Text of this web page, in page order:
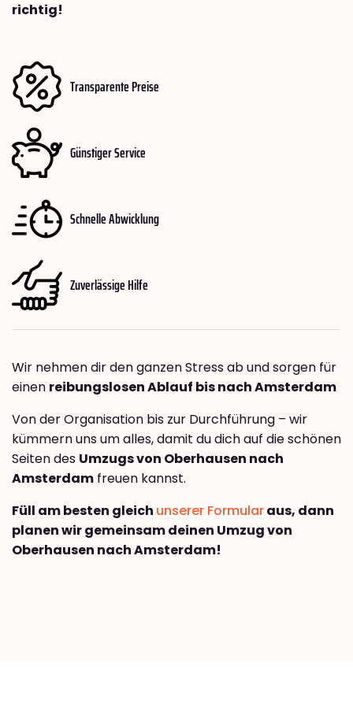
richtig!
Transparente Preise
Günstiger Service
Schnelle Abwicklung
Zuverlässige Hilfe
Wir nehmen dir den ganzen Stress ab und sorgen für
einen reibungslosen Ablauf bis nach Amsterdam
Von der Organisation bis zur Durchführung – wir
kümmern uns um alles, damit du dich auf die schönen
Seiten des Umzugs von Oberhausen nach
Amsterdam freuen kannst.
Füll am besten gleich unserer Formularaus, dann
planen wir gemeinsam deinen Umzug von
Oberhausen nach Amsterdam!